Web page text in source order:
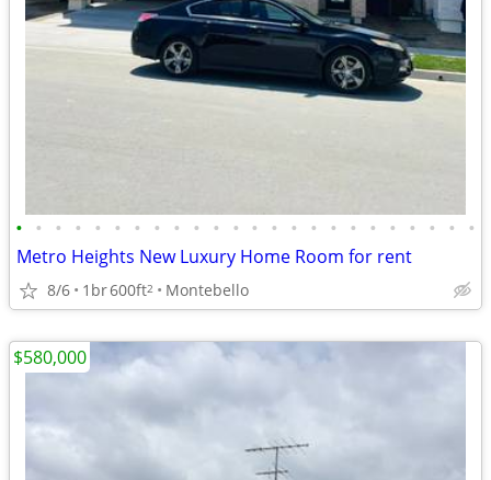
• • • • • • • • • • • • • • • • • • • • • • • •
Metro Heights New Luxury Home Room for rent
8/6 1br600ft2 Montebello
$580,000